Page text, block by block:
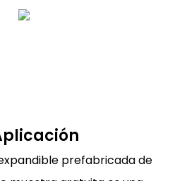
prefabricada de